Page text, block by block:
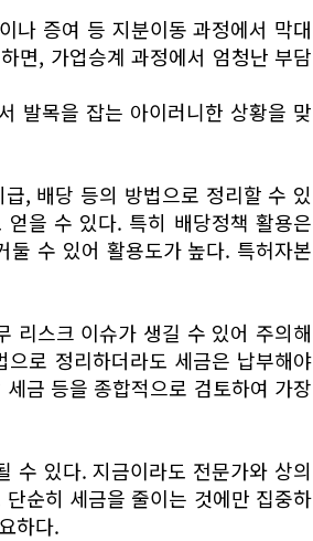
나 증여 등 지분이동 과정에서 막대
면, 가업승계 과정에서 엄청난 부담
발목을 잡는 아이러니한 상황을 맞
, 배당 등의 방법으로 정리할 수 있
을 수 있다. 특히 배당정책 활용은
둘 수 있어 활용도가 높다. 특허자본
리스크 이슈가 생길 수 있어 주의해
로 정리하더라도 세금은 납부해야
금 등을 종합적으로 검토하여 가장
수 있다. 지금이라도 전문가와 상의
순히 세금을 줄이는 것에만 집중하
하다.